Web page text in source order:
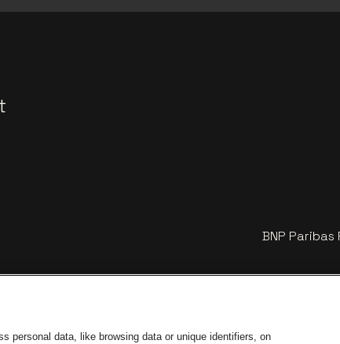
BNP Paribas
personal data, like browsing data or unique identifiers, on